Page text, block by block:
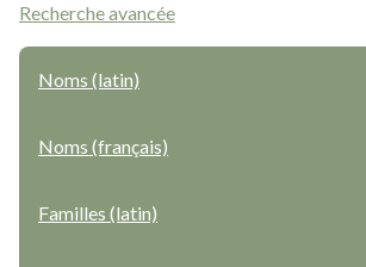
Recherche avancée
Noms (latin)
Noms (français)
Familles (latin)